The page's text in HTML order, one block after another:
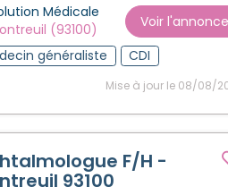
Médicale
(93100)
Voir l'annonce
généraliste
CDI
Mise à jour le 08/08/
F/H -
93100